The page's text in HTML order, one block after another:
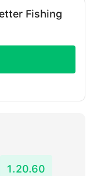
Fishing
1.20.60